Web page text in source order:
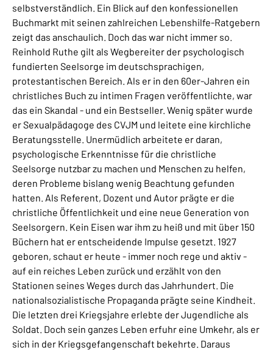
selbstverständlich. Ein Blick auf den konfessionellen
Buchmarkt mit seinen zahlreichen Lebenshilfe-Ratgebern
zeigt das anschaulich. Doch das war nicht immer so.
Reinhold Ruthe gilt als Wegbereiter der psychologisch
fundierten Seelsorge im deutschsprachigen,
protestantischen Bereich. Als er in den 60er-Jahren ein
christliches Buch zu intimen Fragen veröffentlichte, war
das ein Skandal - und ein Bestseller. Wenig später wurde
er Sexualpädagoge des CVJM und leitete eine kirchliche
Beratungsstelle. Unermüdlich arbeitete er daran,
psychologische Erkenntnisse für die christliche
Seelsorge nutzbar zu machen und Menschen zu helfen,
deren Probleme bislang wenig Beachtung gefunden
hatten. Als Referent, Dozent und Autor prägte er die
christliche Öffentlichkeit und eine neue Generation von
Seelsorgern. Kein Eisen war ihm zu heiß und mit über 150
Büchern hat er entscheidende Impulse gesetzt. 1927
geboren, schaut er heute - immer noch rege und aktiv -
auf ein reiches Leben zurück und erzählt von den
Stationen seines Weges durch das Jahrhundert. Die
nationalsozialistische Propaganda prägte seine Kindheit.
Die letzten drei Kriegsjahre erlebte der Jugendliche als
Soldat. Doch sein ganzes Leben erfuhr eine Umkehr, als er
sich in der Kriegsgefangenschaft bekehrte. Daraus